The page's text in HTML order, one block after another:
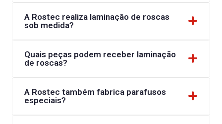
A Rostec realiza laminação de roscas
sob medida?
Quais peças podem receber laminação
de roscas?
A Rostec também fabrica parafusos
especiais?